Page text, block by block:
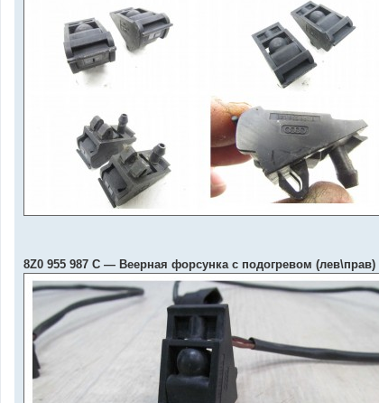
8Z0 955 987 C — Веерная форсунка с подогревом (лев\прав)